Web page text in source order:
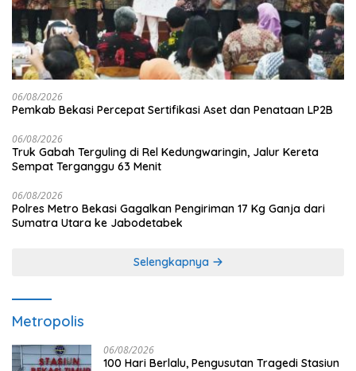
06/08/2026
Pemkab Bekasi Percepat Sertifikasi Aset dan Penataan LP2B
06/08/2026
Truk Gabah Terguling di Rel Kedungwaringin, Jalur Kereta
Sempat Terganggu 63 Menit
06/08/2026
Polres Metro Bekasi Gagalkan Pengiriman 17 Kg Ganja dari
Sumatra Utara ke Jabodetabek
Selengkapnya
Metropolis
06/08/2026
100 Hari Berlalu, Pengusutan Tragedi Stasiun